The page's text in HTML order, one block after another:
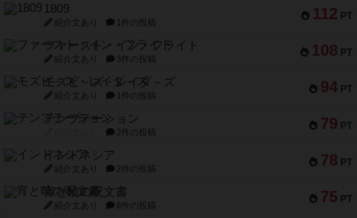
112 PT
1809
紹介文あり 1件の投稿
108 PT
ファースト・イン・フライト
紹介文あり 3件の投稿
94 PT
モズビ－ズ・レイダ－ズ
紹介文あり 1件の投稿
79 PT
テンプテーション
2件の投稿
78 PT
インドネシア
紹介文あり 2件の投稿
75 PT
宵と暁の呪文書
紹介文あり 8件の投稿